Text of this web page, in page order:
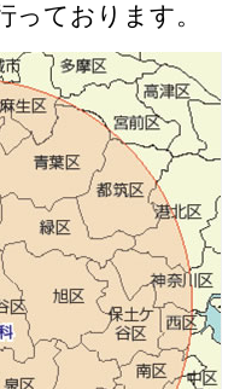
っております。